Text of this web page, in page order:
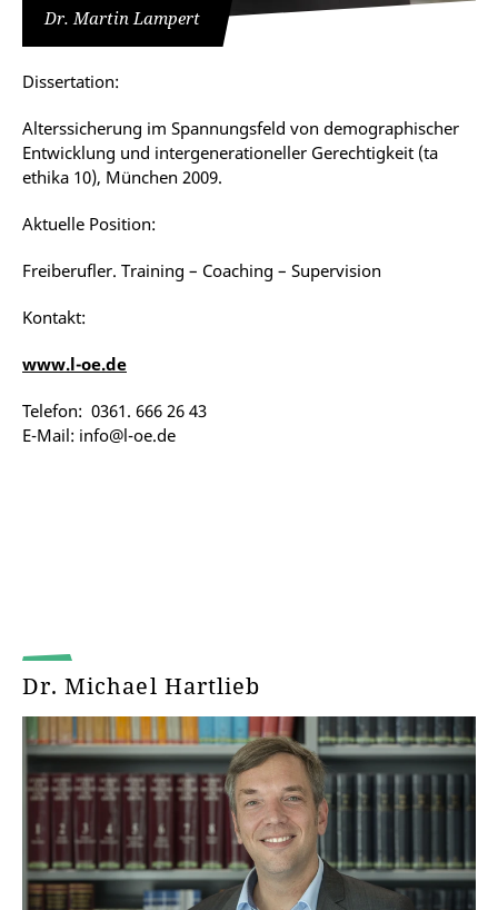
Dr. Martin Lampert
Dissertation:
Alterssicherung im Spannungsfeld von demographischer
Entwicklung und intergenerationeller Gerechtigkeit (ta
ethika 10), München 2009.
Aktuelle Position:
Freiberufler. Training – Coaching – Supervision
Kontakt:
www.l-oe.de
Telefon: 0361. 666 26 43
E-Mail: info@l-oe.de
Dr. Michael Hartlieb